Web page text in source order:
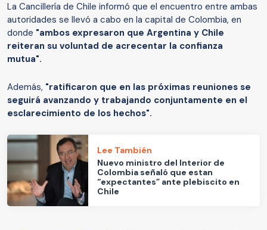
La Cancillería de Chile informó que el encuentro entre ambas
autoridades se llevó a cabo en la capital de Colombia, en
donde "ambos expresaron que Argentina y Chile
reiteran su voluntad de acrecentar la confianza
mutua".
Además, "ratificaron que en las próximas reuniones se
seguirá avanzando y trabajando conjuntamente en el
esclarecimiento de los hechos".
Lee También
Nuevo ministro del Interior de
Colombia señaló que estan
“expectantes” ante plebiscito en
Chile